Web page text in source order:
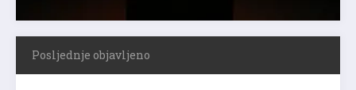
Posljednje objavljeno